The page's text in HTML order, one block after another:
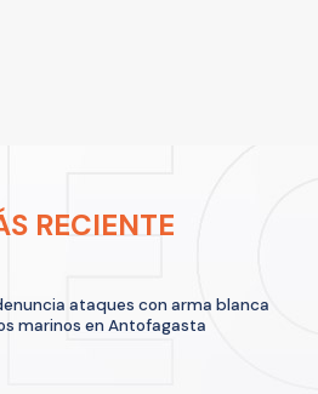
RECIENTE
ataques con arma blanca
marinos en Antofagasta